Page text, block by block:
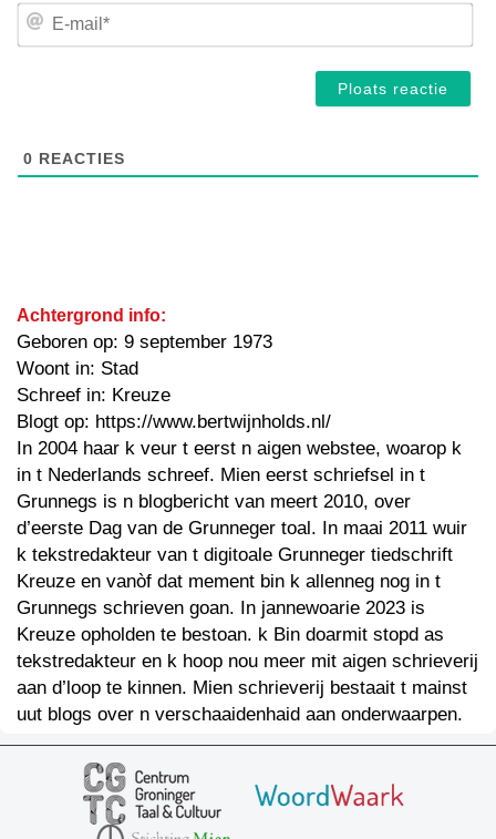
E-
0 REACTIES
Achtergrond info:
Geboren op: 9 september 1973
Woont in: Stad
Schreef in: Kreuze
Blogt op: https://www.bertwijnholds.nl/
In 2004 haar k veur t eerst n aigen webstee, woarop k
in t Nederlands schreef. Mien eerst schriefsel in t
Grunnegs is n blogbericht van meert 2010, over
d’eerste Dag van de Grunneger toal. In maai 2011 wuir
k tekstredakteur van t digitoale Grunneger tiedschrift
Kreuze en vanòf dat mement bin k allenneg nog in t
Grunnegs schrieven goan. In jannewoarie 2023 is
Kreuze opholden te bestoan. k Bin doarmit stopd as
tekstredakteur en k hoop nou meer mit aigen schrieverij
aan d’loop te kinnen. Mien schrieverij bestaait t mainst
uut blogs over n verschaaidenhaid aan onderwaarpen.